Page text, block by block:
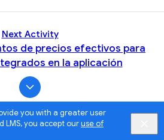
you with a greater user
LMS, you accept ouruse of
Next Activity
de precios efectivos para
en la aplicación